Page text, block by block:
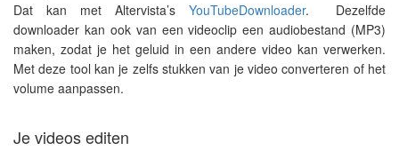
Dat kan met Altervista’s YouTubeDownloader. Dezelfde
downloader kan ook van een videoclip een audiobestand (MP3)
maken, zodat je het geluid in een andere video kan verwerken.
Met deze tool kan je zelfs stukken van je video converteren of het
volume aanpassen.
Je videos editen